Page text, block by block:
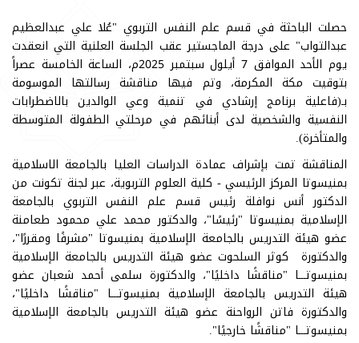
حصلت الباحثة في قسم علم النفس التربوي "عُلا علي عبدالعظيم
عبدالتواب" على درجة الماجستير عقب الجلسة العلنية التي انعقدت
يوم الأحد الموافق 7 أيلول سبتمبر 2025م، الساعة الخامسة عصراً
بتوقيت مكة المكرمة، وتم فيها مناقشة رسالتها الموسومة
بـ(فاعلية برنامج إرشادي في تنمية وعي الوالدين بالاضطرابات
النفسية والشخصية لدى أبنائهم في مرحلتي الطفولة المتوسطة
والمتأخرة).
المناقشة تمت بإشراف عمادة الدراسات العليا بالجامعة الاسلامية
بمنيسوتا المركز الرئيسي - كلية العلوم التربوية، عبر لجنة تكونت من
الدكتور أنس نوافلة رئيس قسم علم النفس التربوي بالجامعة
الإسلامية بمنيسوتا "رئيسًا"، والدكتور محمد علي محمود طعامنة
عضو هيئة التدريس بالجامعة الإسلامية بمنيسوتا "مشرفًا ومقررًا"،
والدكتورة كوثر السلحوت عضو هيئة التدريس بالجامعة الإسلامية
بمنيسوتـــا "مناقشًا داخليًا"، والدكتورة سلمى أحمد شعبان عضو
هيئة التدريس بالجامعة الإسلامية بمنيسوتـــا "مناقشًا داخليًا"،
والدكتورة فاتن الرواحنة عضو هيئة التدريس بالجامعة الإسلامية
بمنيسوتـــا "مناقشًا خارجيًا".